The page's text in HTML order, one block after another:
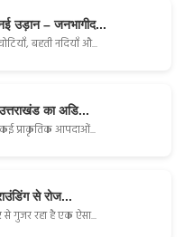
उड़ान – जनभागीद...
बहती नदियाँ औ...
का अडि...
कई प्राकृतिक आपदाओं...
से रोज...
गुजर रहा है एक ऐसा...